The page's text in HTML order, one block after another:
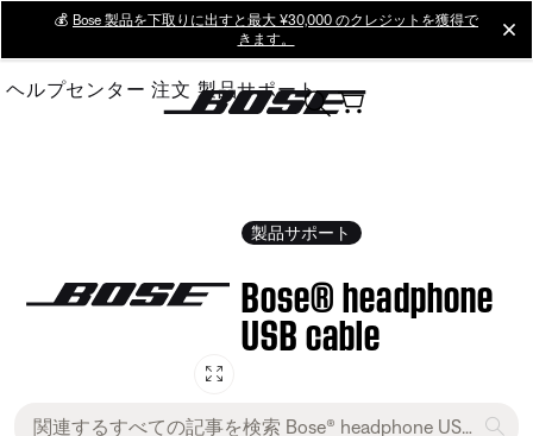
Main
💰 Bose 製品を下取りに出すと最大 ¥30,000 のクレジットを獲得で
きます。
ヘルプセンター 注文 製品サポート
製品サポート
Bose® headphone
USB cable